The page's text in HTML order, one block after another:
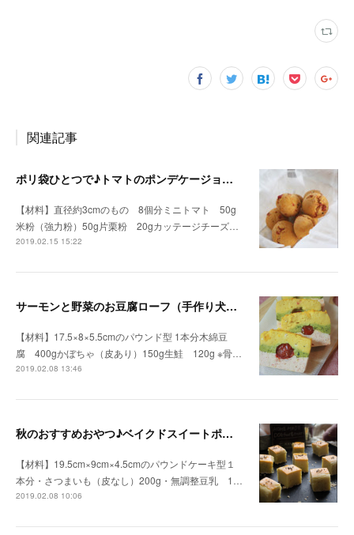
関連記事
ポリ袋ひとつで♪トマトのポンデケージョ（手作り犬おやつレシピ）
【材料】直径約3cmのもの 8個分ミニトマト 50g
米粉（強力粉）50g片栗粉 20gカッテージチーズ…
2019.02.15 15:22
サーモンと野菜のお豆腐ローフ（手作り犬おやつレシピ）
【材料】17.5×8×5.5cmのパウンド型 1本分木綿豆
腐 400gかぼちゃ（皮あり）150g生鮭 120g ※骨…
2019.02.08 13:46
秋のおすすめおやつ♪ベイクドスイートポテト（手作り犬おやつレシピ）
【材料】19.5cm×9cm×4.5cmのパウンドケーキ型１
本分・さつまいも（皮なし）200g・無調整豆乳 1…
2019.02.08 10:06